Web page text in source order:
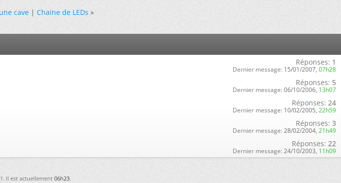
cave|Chaine de LEDs »
Réponses: 1
Dernier message: 15/01/2007, 07h28
Réponses: 5
Dernier message: 06/10/2006, 13h07
Réponses: 24
Dernier message: 10/02/2005, 22h59
Réponses: 3
Dernier message: 28/02/2004, 21h49
Réponses: 22
Dernier message: 24/10/2003, 11h09
Il est actuellement06h23.